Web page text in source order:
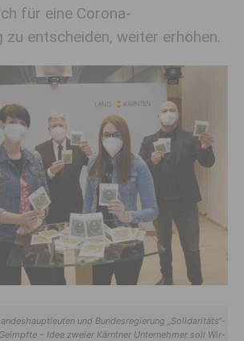
für eine Corona-
entscheiden, weiter erhöhen.
und Bundesregierung „Solidaritäts“-
– Idee zweier Kärntner Unternehmer soll Wir-